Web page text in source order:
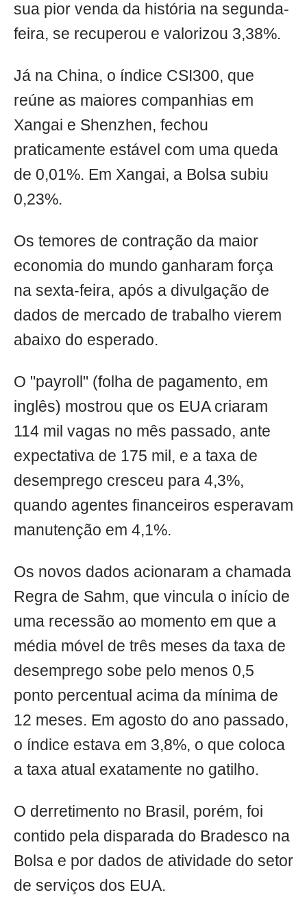
sua pior venda da história na segunda-
feira, se recuperou e valorizou 3,38%.
Já na China, o índice CSI300, que
reúne as maiores companhias em
Xangai e Shenzhen, fechou
praticamente estável com uma queda
de 0,01%. Em Xangai, a Bolsa subiu
0,23%.
Os temores de contração da maior
economia do mundo ganharam força
na sexta-feira, após a divulgação de
dados de mercado de trabalho vierem
abaixo do esperado.
O "payroll" (folha de pagamento, em
inglês) mostrou que os EUA criaram
114 mil vagas no mês passado, ante
expectativa de 175 mil, e a taxa de
desemprego cresceu para 4,3%,
quando agentes financeiros esperavam
manutenção em 4,1%.
Os novos dados acionaram a chamada
Regra de Sahm, que vincula o início de
uma recessão ao momento em que a
média móvel de três meses da taxa de
desemprego sobe pelo menos 0,5
ponto percentual acima da mínima de
12 meses. Em agosto do ano passado,
o índice estava em 3,8%, o que coloca
a taxa atual exatamente no gatilho.
O derretimento no Brasil, porém, foi
contido pela disparada do Bradesco na
Bolsa e por dados de atividade do setor
de serviços dos EUA.